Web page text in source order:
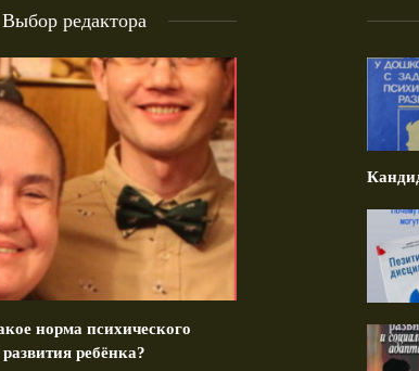
Выбор редактора
норма психического
развития ребёнка?
Поздравление ко